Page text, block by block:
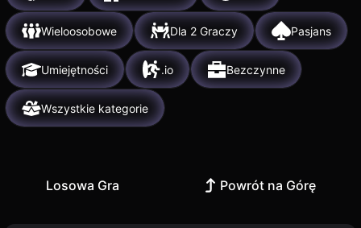
Wieloosobowe Dla 2 Graczy Pasjans
Umiejętności .io Bezczynne
Wszystkie kategorie
Losowa Gra Powrót na Górę